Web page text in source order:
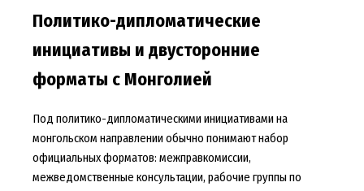
Политико-дипломатические
инициативы и двусторонние
форматы с Монголией
Под политико-дипломатическими инициативами на
монгольском направлении обычно понимают набор
официальных форматов: межправкомиссии,
межведомственные консультации, рабочие группы по